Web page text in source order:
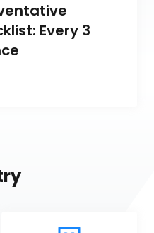
Every 3